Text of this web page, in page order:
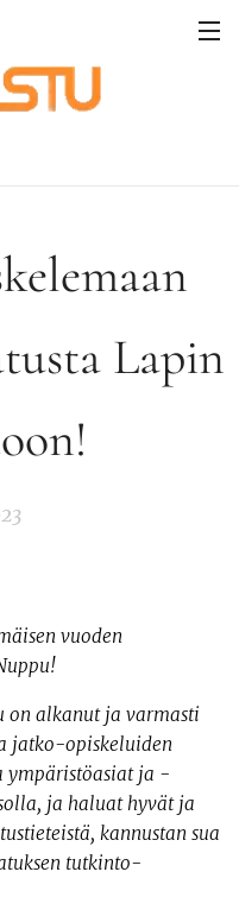
Lapin
vuoden
on alkanut ja varmasti
jatko-opiskeluiden
ympäristöasiat ja -
ja haluat hyvät ja
kannustan sua
tutkinto-